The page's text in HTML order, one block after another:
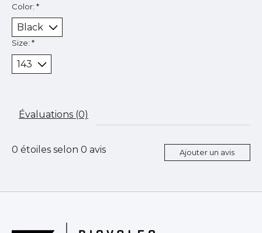
Color: *
Size: *
Évaluations (0)
0 étoiles selon 0 avis Ajouter un avis